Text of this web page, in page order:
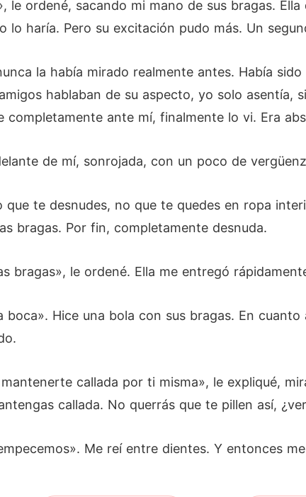
le ordené, sacando mi mano de sus bragas.
lo haría. Pero su excitación pudo más. Un
la había mirado realmente antes. Había
hablaban de su aspecto, yo solo asentía,
completamente ante mí, finalmente lo vi. Era
de mí, sonrojada, con un poco de
que te desnudes, no que te quedes en ropa
bragas. Por fin, completamente desnuda.
bragas», le ordené. Ella me entregó
boca». Hice una bola con sus bragas. En
callada por ti misma», le expliqué,
callada. No querrás que te pillen así,
Me reí entre dientes. Y entonces